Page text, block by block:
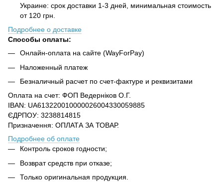
Украине: срок доставки 1-3 дней, минимальная стоимость
от 120 грн.
Подробнее о доставке
Способы оплаты:
Онлайн-оплата на сайте (WayForPay)
Наложенный платеж
Безналичный расчет по счет-фактуре и реквизитами
Оплата на счет: ФОП Ведерніков О.Г.
IBAN: UA613220010000026004330059885
ЄДРПОУ: 3238814815
Призначення: ОПЛАТА ЗА ТОВАР.
Подробнее об оплате
Контроль сроков годности;
Возврат средств при отказе;
Только оригинальная продукция.